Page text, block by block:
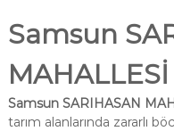
Samsun
Samsun SARIHASAN
tarım alanlarında zararlı